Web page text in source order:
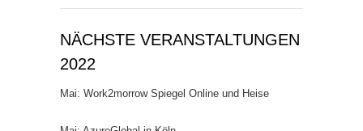
NÄCHSTE VERANSTALTUNGEN
2022
Mai: Work2morrow Spiegel Online und Heise